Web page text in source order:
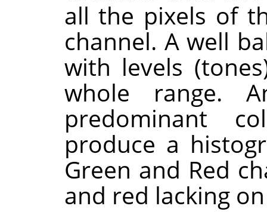
all the pixels of
channel. A well
with levels
whole range.
predominant
produce a
Green and Red
and red lacking